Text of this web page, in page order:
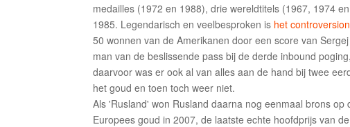
medailles (1972 en 1988), drie wereldtitels (1967, 1974
1985. Legendarisch en veelbesproken is het
50 wonnen van de Amerikanen door een score van
man van de beslissende pass bij de derde inbound
daarvoor was er ook al van alles aan de hand bij twee
het goud en toen toch weer niet.
Als 'Rusland' won Rusland daarna nog eenmaal brons
Europees goud in 2007, de laatste echte hoofdprijs van